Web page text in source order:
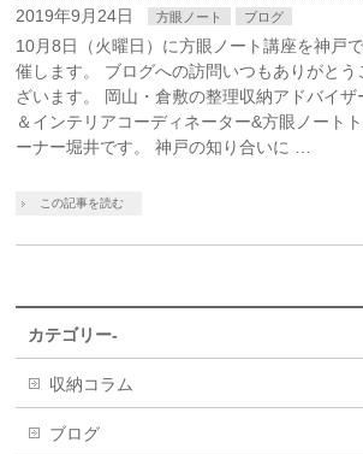
2019年9月24日 方眼ノート ブログ
10月8日（火曜日）に方眼ノート講座を神戸
催します。 ブログへの訪問いつもありがとう
ざいます。 岡山・倉敷の整理収納アドバイザ
＆インテリアコーディネーター&方眼ノート
ーナー堀井です。 神戸の知り合いに …
この記事を読む
カテゴリー-
収納コラム
ブログ